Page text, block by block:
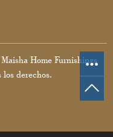
Home Furnishings
derechos.